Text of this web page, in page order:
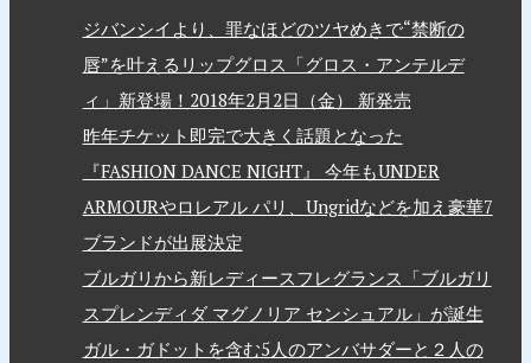
ジバンシイより、罪なほどのツヤめきで“禁断の
唇”を叶えるリップグロス「グロス・アンテルデ
ィ」新登場！2018年2月2日（金） 新発売
昨年チケット即完で大きく話題となった
『FASHION DANCE NIGHT』 今年もUNDER
ARMOURやロレアル パリ、Ungridなどを加え豪華7
ブランドが出展決定
ブルガリから新レディースフレグランス「ブルガリ
スプレンディダ マグノリア センシュアル」が誕生
ガル・ガドットを含む5人のアンバサダーと２人の